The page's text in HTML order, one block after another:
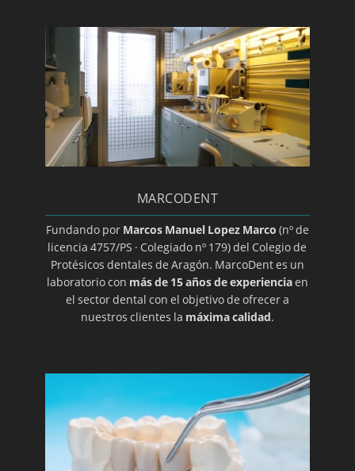
Día mundial de la salud bucodental
Endodoncia
Estomatitis
Gingivitis/a>
Glositis
Guía básica sobre la colocación de un implante
Herpes oral
Higiene dental
Ortodoncia transparente
Implantes
Laboratorio de prótesis dentales en Zaragoza
Limpieza bucal
Macroglasia
MARCODENT
Fundando por Marcos Manuel Lopez Marco (nº de
licencia 4757/PS · Colegiado nº 179) del Colegio de
Protésicos dentales de Aragón. MarcoDent es un
laboratorio con más de 15 años de experienciaen
el sector dental con el objetivo de ofrecer a
nuestros clientes la máxima calidad.